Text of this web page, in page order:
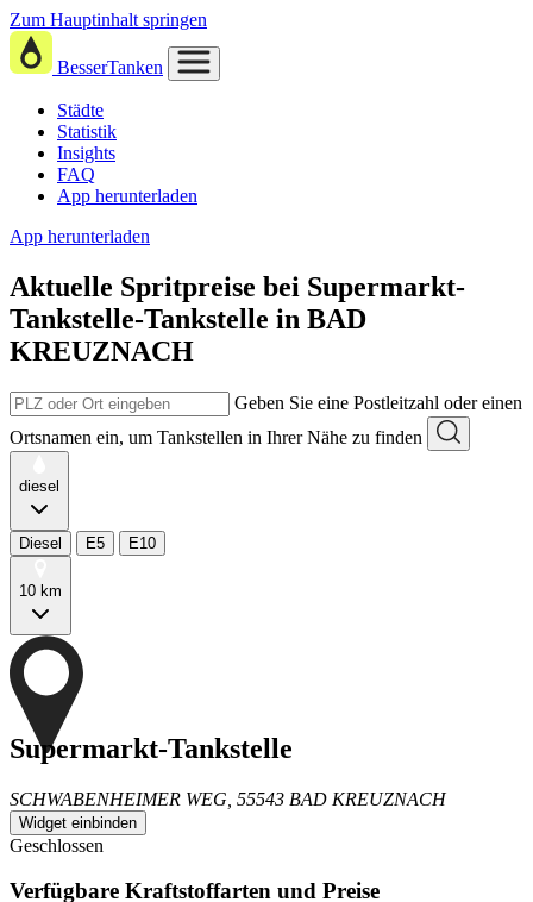
Zum Hauptinhalt springen
BesserTanken
Städte
Statistik
Insights
FAQ
App herunterladen
App herunterladen
Aktuelle Spritpreise bei Supermarkt-
Tankstelle-Tankstelle in BAD
KREUZNACH
Geben Sie eine Postleitzahl oder einen
Ortsnamen ein, um Tankstellen in Ihrer Nähe zu finden
diesel
Diesel E5 E10
10 km
Supermarkt-Tankstelle
SCHWABENHEIMER WEG, 55543 BAD KREUZNACH
Widget einbinden
Geschlossen
Verfügbare Kraftstoffarten und Preise